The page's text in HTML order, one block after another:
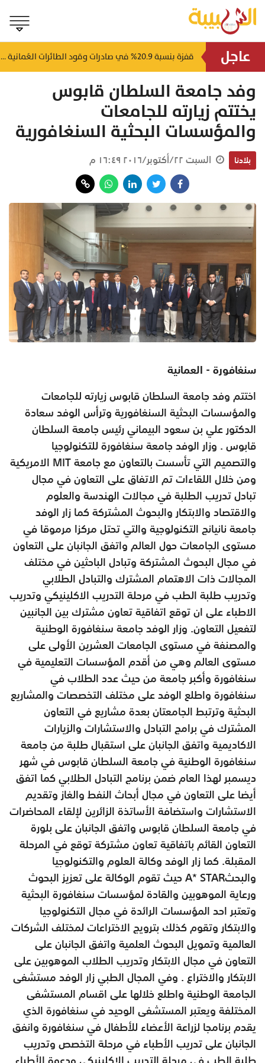
عاجل منذ ٥٠ دقيقة قفزة بنسبة 20.9% في صادرات وقود الطائرات العُمانية
منذ
وفد جامعة السلطان قابوس
يختتم زيارته للجامعات
والمؤسسات البحثية السنغافورية
بلادنا السبت ٢٢/أكتوبر/٢٠١٦ ١٦:٤٩ م
سنغافورة - العمانية
اختتم وفد جامعة السلطان قابوس زيارته للجامعات
والمؤسسات البحثية السنغافورية وترأس الوفد سعادة
الدكتور علي بن سعود البيماني رئيس جامعة السلطان
قابوس . وزار الوفد جامعة سنغافورة للتكنولوجيا
والتصميم التي تأسست بالتعاون مع جامعة MIT الامريكية
ومن خلال اللقاءات تم الاتفاق على التعاون في مجال
تبادل تدريب الطلبة في مجالات الهندسة والعلوم
والاقتصاد والابتكار والبحوث المشتركة كما زار الوفد
جامعة نانيانج التكنولوجية والتي تحتل مركزا مرموقا في
مستوى الجامعات حول العالم واتفق الجانبان على التعاون
في مجال البحوث المشتركة وتبادل الباحثين في مختلف
المجالات ذات الاهتمام المشترك والتبادل الطلابي
وتدريب طلبة الطب في مرحلة التدريب الاكلينيكي وتدريب
الاطباء على ان توقع اتفاقية تعاون مشترك بين الجانبين
لتفعيل التعاون. وزار الوفد جامعة سنغافورة الوطنية
والمصنفة في مستوى الجامعات العشرين الأولى على
مستوى العالم وهي من أقدم المؤسسات التعليمية في
سنغافورة وأكبر جامعة من حيث عدد الطلاب في
سنغافورة واطلع الوفد على مختلف التخصصات والمشاريع
البحثية وترتبط الجامعتان بعدة مشاريع في التعاون
المشترك في برامج التبادل والاستشارات والزيارات
الاكاديمية واتفق الجانبان على استقبال طلبة من جامعة
سنغافورة الوطنية في جامعة السلطان قابوس في شهر
ديسمبر لهذا العام ضمن برنامج التبادل الطلابي كما اتفق
أيضا على التعاون في مجال أبحاث النفط والغاز وتقديم
الاستشارات واستضافة الأساتذة الزائرين لإلقاء المحاضرات
في جامعة السلطان قابوس واتفق الجانبان على بلورة
التعاون القائم باتفاقية تعاون مشتركة توقع في المرحلة
المقبلة. كما زار الوفد وكالة العلوم والتكنولوجيا
والبحثA* STAR حيث تقوم الوكالة على تعزيز البحوث
ورعاية الموهوبين والقادة لمؤسسات سنغافورة البحثية
وتعتبر احد المؤسسات الرائدة في مجال التكنولوجيا
والابتكار وتقوم كذلك بترويج الاختراعات لمختلف الشركات
العالمية وتمويل البحوث العلمية واتفق الجانبان على
التعاون في مجال الابتكار وتدريب الطلاب الموهوبين على
الابتكار والاختراع . وفي المجال الطبي زار الوفد مستشفى
الجامعة الوطنية واطلع خلالها على اقسام المستشفى
المختلفة ويعتبر المستشفى الوحيد في سنغافورة الذي
يقدم برنامجا لزراعة الأعضاء للأطفال في سنغافورة وانفق
الجانبان على تدريب الأطباء في مرحلة التخصص وتدريب